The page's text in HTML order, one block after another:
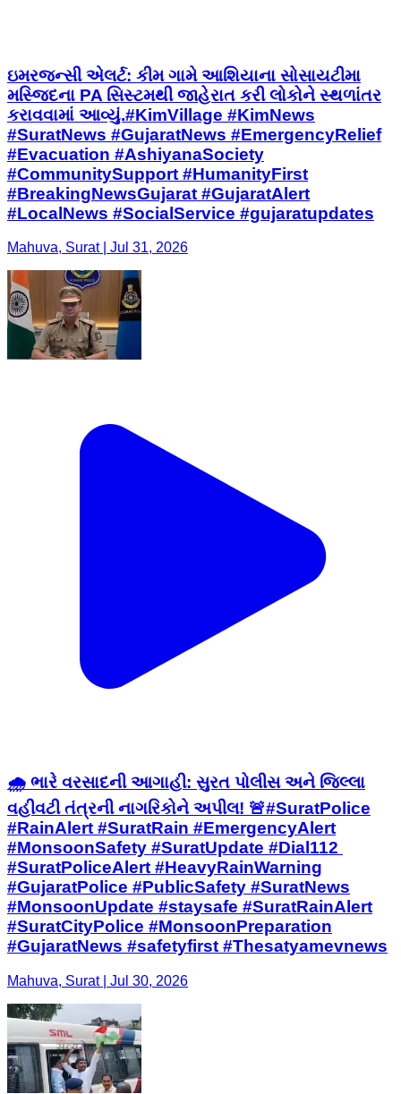
ઇમરજન્સી એલર્ટ: કીમ ગામે આશિયાના સોસાયટીમા
મસ્જિદના PA સિસ્ટમથી જાહેરાત કરી લોકોને સ્થળાંતર
કરાવવામાં આવ્યું. ​#KimVillage #KimNews
#SuratNews #GujaratNews #EmergencyRelief
#Evacuation #AshiyanaSociety
#CommunitySupport #HumanityFirst
#BreakingNewsGujarat #GujaratAlert
#LocalNews #SocialService #gujaratupdates
Mahuva, Surat | Jul 31, 2026
🌧️ ભારે વરસાદની આગાહી: સુરત પોલીસ અને જિલ્લા
વહીવટી તંત્રની નાગરિકોને અપીલ! 🚨 ​#SuratPolice
#RainAlert #SuratRain #EmergencyAlert
#MonsoonSafety #SuratUpdate #Dial112 ​
#SuratPoliceAlert #HeavyRainWarning
#GujaratPolice #PublicSafety #SuratNews
#MonsoonUpdate #staysafe ​#SuratRainAlert
#SuratCityPolice #MonsoonPreparation
#GujaratNews #safetyfirst #Thesatyamevnews
Mahuva, Surat | Jul 30, 2026